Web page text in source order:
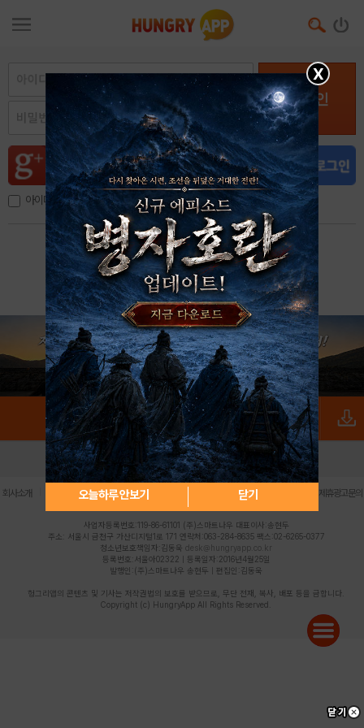
로그인
아이디, 이메일 저장
아이디 / 비밀번호 찾기 회원가입
X
오늘하루 안보기 닫기
로그인 PC버전 전체앱
회사소개 | 개인정보 처리방침 불법촬영물 신고센터 제휴광고문의
사업자등록번호:119-86-61101 (주)스마트나우 대표이사:송현두
주소: 서울시 금천구 가산디지털1로 171 연락처:063-284-8635 팩스:02-6265-0377
청소년보호책임자:김동욱 desk@hungryapp.co.kr
등록번호:서울아02322 | 등록일자:2016년4월25일
발행인:(주)스마트나우 송현두 | 편집인:김동욱
헝그리앱의 콘텐츠 및 기사는 저작권법의 보호를 받으므로, 무단 전재, 복사, 배포 등을 금합니다.
Copyright (c) HungryApp All Rights Reserved.